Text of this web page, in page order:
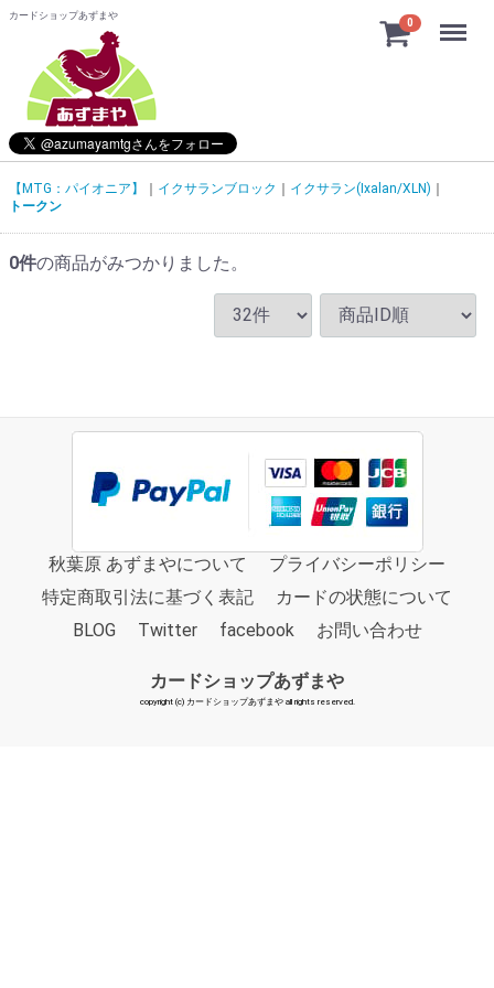
カードショップあずまや
0 Menu
【MTG：パイオニア】 イクサランブロック
イクサラン(Ixalan/XLN)
トークン
0件の商品がみつかりました。
秋葉原 あずまやについて
プライバシーポリシー
特定商取引法に基づく表記
カードの状態について
BLOG
Twitter facebook お問い合わせ
カードショップあずまや
copyright (c) カードショップあずまや all rights reserved.